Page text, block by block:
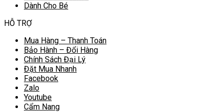
Dành Cho Bé
HỖ TRỢ
Mua Hàng – Thanh Toán
Bảo Hành – Đổi Hàng
Chính Sách Đại Lý
Đặt Mua Nhanh
Facebook
Zalo
Youtube
Cẩm Nang